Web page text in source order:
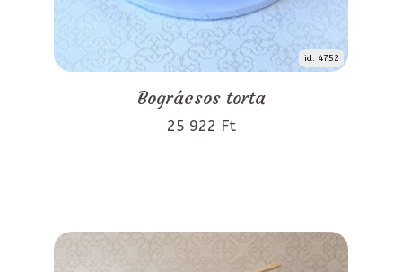
id: 4752
Bográcsos torta
25 922 Ft